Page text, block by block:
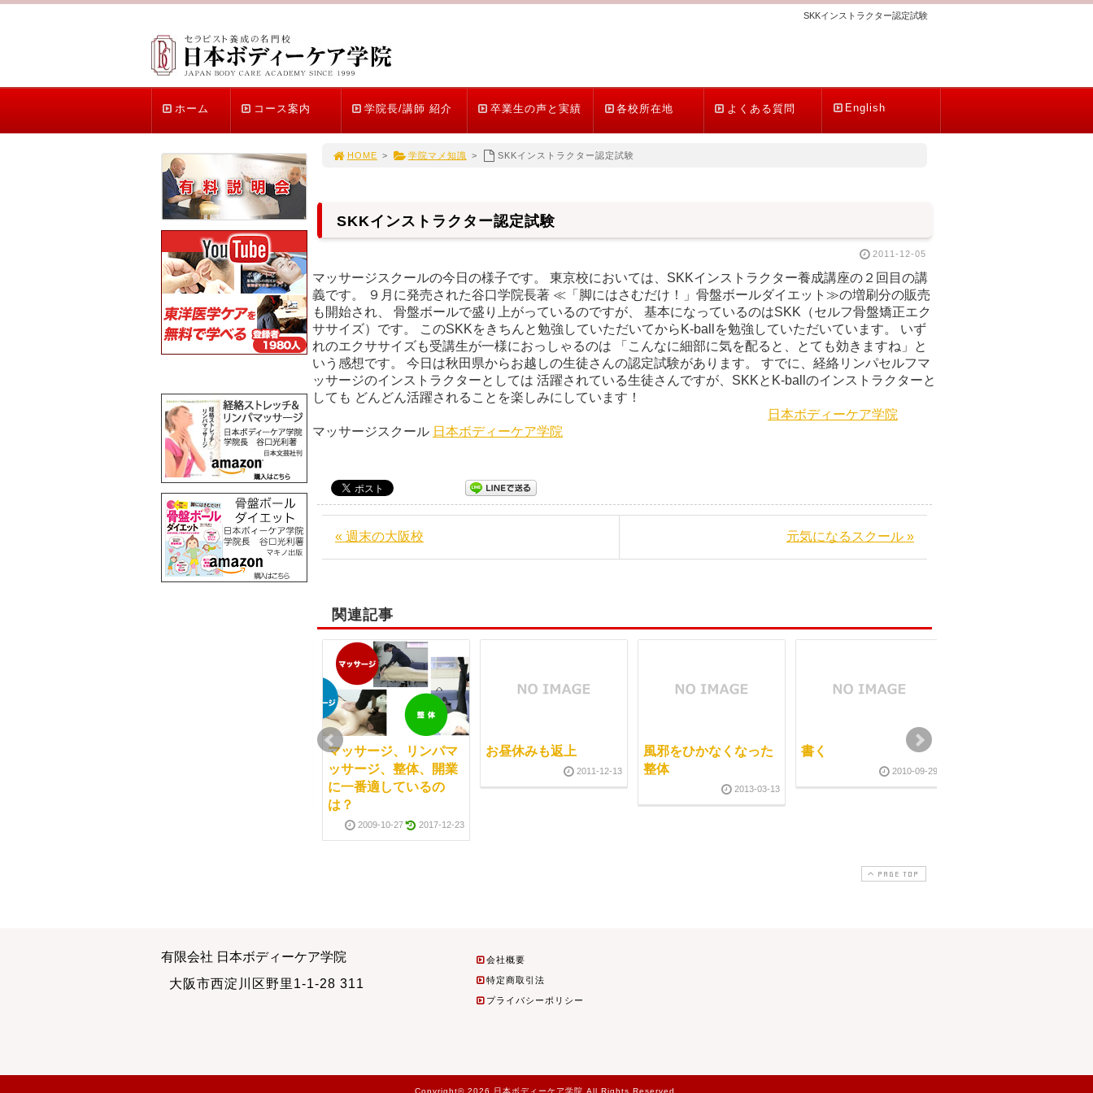
SKKインストラクター認定試験
ホーム コース案内 学院長/講師 紹介 卒業生の声と実績 各校所在地 よくある質問 English
HOME > 学院マメ知識 > SKKインストラクター認定試験
SKKインストラクター認定試験
2011-12-05
マッサージスクールの今日の様子です。 東京校においては、SKKインストラクター養成講座の２回目の講
義です。 ９月に発売された谷口学院長著 ≪「脚にはさむだけ！」骨盤ボールダイエット≫の増刷分の販売
も開始され、 骨盤ボールで盛り上がっているのですが、 基本になっているのはSKK（セルフ骨盤矯正エク
ササイズ）です。 このSKKをきちんと勉強していただいてからK-ballを勉強していただいています。 いず
れのエクササイズも受講生が一様におっしゃるのは 「こんなに細部に気を配ると、とても効きますね」と
いう感想です。 今日は秋田県からお越しの生徒さんの認定試験があります。 すでに、経絡リンパセルフマ
ッサージのインストラクターとしては 活躍されている生徒さんですが、SKKとK-ballのインストラクターと
しても どんどん活躍されることを楽しみにしています！
日本ボディーケア学院
マッサージスクール 日本ボディーケア学院
« 週末の大阪校 元気になるスクール »
関連記事
マッサージ、リンパマ
ッサージ、整体、開業
に一番適しているの
は？
2009-10-27 2017-12-23
お昼休みも返上
2011-12-13
風邪をひかなくなった
整体
2013-03-13
書く
2010-09-29
自分の枠
PAGE TOP
有限会社 日本ボディーケア学院
大阪市西淀川区野里1-1-28 311
会社概要
特定商取引法
プライバシーポリシー
Copyright© 2026 日本ボディーケア学院 All Rights Reserved.